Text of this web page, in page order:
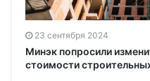
23 сентября 2024
Минэк попросили
стоимости